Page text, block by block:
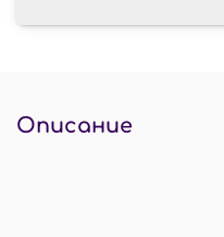
Описание